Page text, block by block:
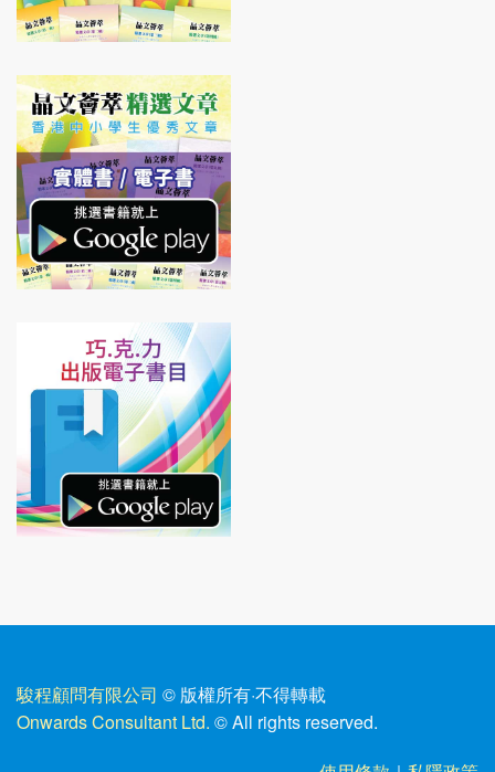
駿程顧問有限公司 © 版權所有·不得轉載
Onwards Consultant Ltd. © All rights reserved.